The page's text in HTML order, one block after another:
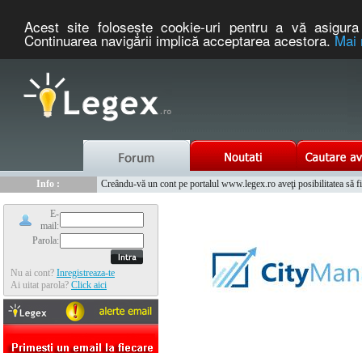
Acest site foloseşte cookie-uri pentru a vă
Continuarea navigării implică acceptarea acestora.Mai
Info :
Creându-vă un cont pe portalul www.legex.ro aveţi posibilitatea să
E-
mail:
Parola:
Nu ai cont? Inregistreaza-te
Ai uitat parola? Click aici